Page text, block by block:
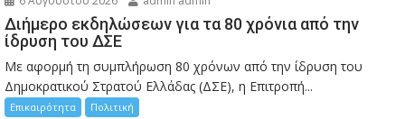
Διήμερο εκδηλώσεων για τα 80 χρόνια από την
ίδρυση του ΔΣΕ
Με αφορμή τη συμπλήρωση 80 χρόνων από την ίδρυση του
Δημοκρατικού Στρατού Ελλάδας (ΔΣΕ), η Επιτροπή...
Επικαιρότητα Πολιτική